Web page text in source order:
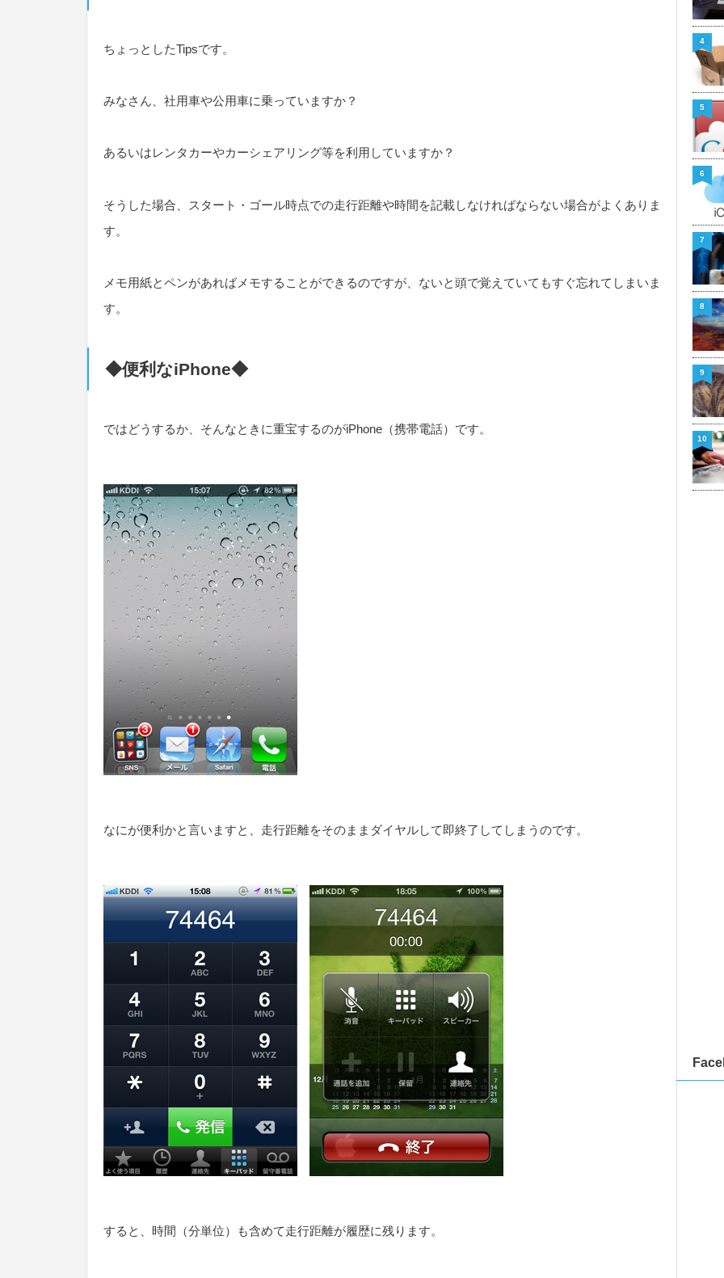
ちょっとしたTipsです。
みなさん、社用車や公用車に乗っていますか？
あるいはレンタカーやカーシェアリング等を利用していますか？
そうした場合、スタート・ゴール時点での走行距離や時間を記載しなければならない場合がよくありま
す。
メモ用紙とペンがあればメモすることができるのですが、ないと頭で覚えていてもすぐ忘れてしまいま
す。
◆便利なiPhone◆
ではどうするか、そんなときに重宝するのがiPhone（携帯電話）です。
なにが便利かと言いますと、走行距離をそのままダイヤルして即終了してしまうのです。
すると、時間（分単位）も含めて走行距離が履歴に残ります。
4
5
6
7
8
9
10